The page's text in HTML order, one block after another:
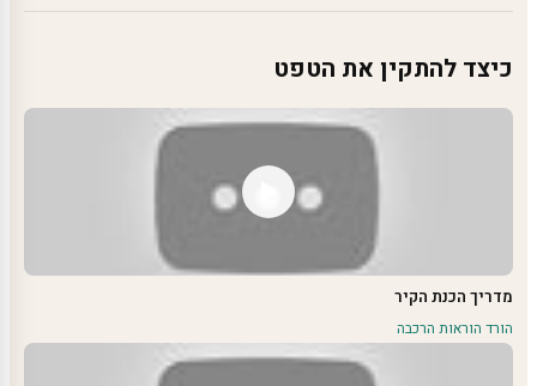
כיצד להתקין את הטפט
מדריך הכנת הקיר
הורד הוראות הרכבה